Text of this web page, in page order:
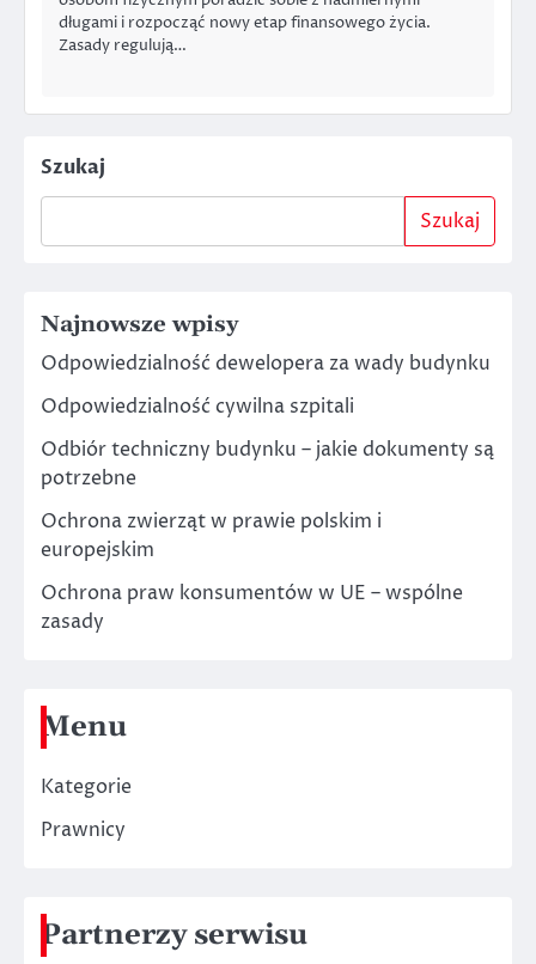
długami i rozpocząć nowy etap finansowego życia.
Zasady regulują…
Szukaj
Szukaj
Najnowsze wpisy
Odpowiedzialność dewelopera za wady budynku
Odpowiedzialność cywilna szpitali
Odbiór techniczny budynku – jakie dokumenty są
potrzebne
Ochrona zwierząt w prawie polskim i
europejskim
Ochrona praw konsumentów w UE – wspólne
zasady
Menu
Kategorie
Prawnicy
Partnerzy serwisu